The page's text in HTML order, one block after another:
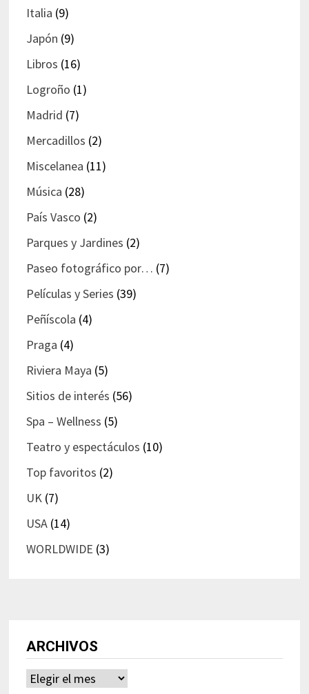
Italia (9)
Japón (9)
Libros (16)
Logroño (1)
Madrid (7)
Mercadillos (2)
Miscelanea (11)
Música (28)
País Vasco (2)
Parques y Jardines (2)
Paseo fotográfico por… (7)
Películas y Series (39)
Peñíscola (4)
Praga (4)
Riviera Maya (5)
Sitios de interés (56)
Spa – Wellness (5)
Teatro y espectáculos (10)
Top favoritos (2)
UK(7)
USA(14)
WORLDWIDE (3)
ARCHIVOS
Archivos